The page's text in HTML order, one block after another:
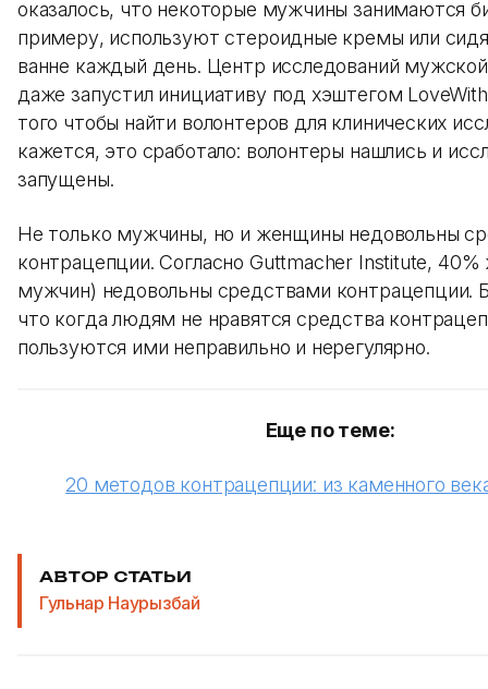
оказалось, что некоторые мужчины занимаются
примеру, используют стероидные кремы или
ванне каждый день. Центр исследований
даже запустил инициативу под хэштегом
того чтобы найти волонтеров для клинических
кажется, это сработало: волонтеры нашлись и
запущены.
Не только мужчины, но и женщины недовольны
контрацепции. Согласно Guttmacher Institute,
мужчин) недовольны средствами контрацепции.
что когда людям не нравятся средства
пользуются ими неправильно и нерегулярно.
Еще по теме:
20 методов контрацепции: из каменного
АВТОР СТАТЬИ
Гульнар Наурызбай